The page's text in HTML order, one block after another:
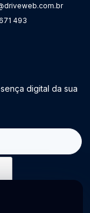
493
digital da sua